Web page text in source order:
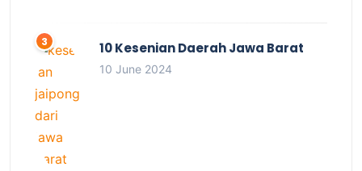
10 Kesenian Daerah Jawa Barat
10 June 2024